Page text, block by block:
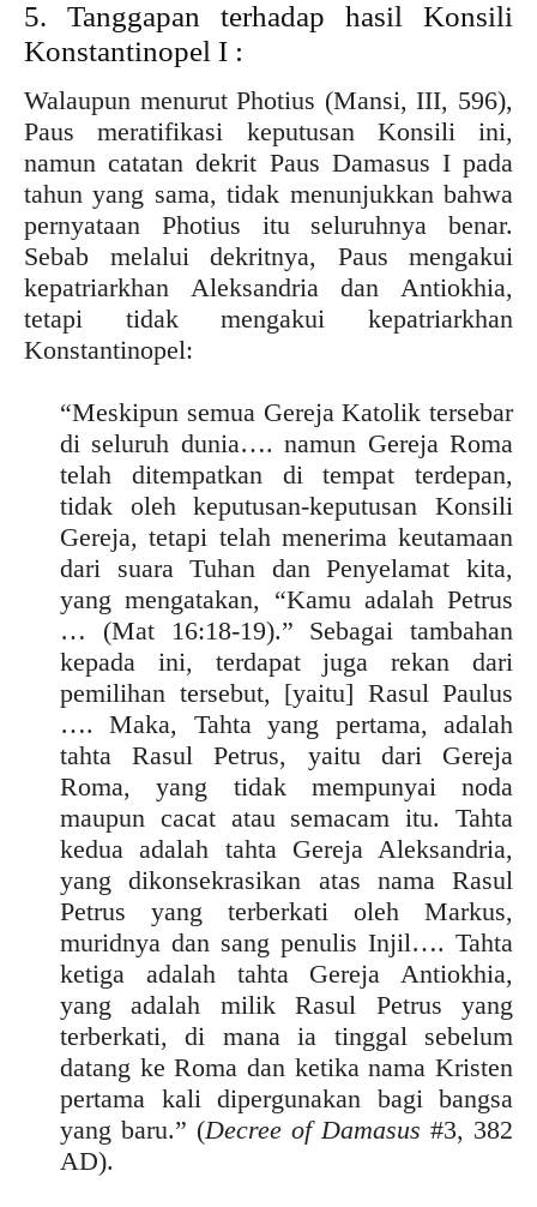
5. Tanggapan terhadap hasil Konsili
Konstantinopel I :
Walaupun menurut Photius (Mansi, III, 596),
Paus meratifikasi keputusan Konsili ini,
namun catatan dekrit Paus Damasus I pada
tahun yang sama, tidak menunjukkan bahwa
pernyataan Photius itu seluruhnya benar.
Sebab melalui dekritnya, Paus mengakui
kepatriarkhan Aleksandria dan Antiokhia,
tetapi tidak mengakui kepatriarkhan
Konstantinopel:
“Meskipun semua Gereja Katolik tersebar
di seluruh dunia…. namun Gereja Roma
telah ditempatkan di tempat terdepan,
tidak oleh keputusan-keputusan Konsili
Gereja, tetapi telah menerima keutamaan
dari suara Tuhan dan Penyelamat kita,
yang mengatakan, “Kamu adalah Petrus
… (Mat 16:18-19).” Sebagai tambahan
kepada ini, terdapat juga rekan dari
pemilihan tersebut, [yaitu] Rasul Paulus
…. Maka, Tahta yang pertama, adalah
tahta Rasul Petrus, yaitu dari Gereja
Roma, yang tidak mempunyai noda
maupun cacat atau semacam itu. Tahta
kedua adalah tahta Gereja Aleksandria,
yang dikonsekrasikan atas nama Rasul
Petrus yang terberkati oleh Markus,
muridnya dan sang penulis Injil…. Tahta
ketiga adalah tahta Gereja Antiokhia,
yang adalah milik Rasul Petrus yang
terberkati, di mana ia tinggal sebelum
datang ke Roma dan ketika nama Kristen
pertama kali dipergunakan bagi bangsa
yang baru.” (Decree of Damasus #3, 382
AD).